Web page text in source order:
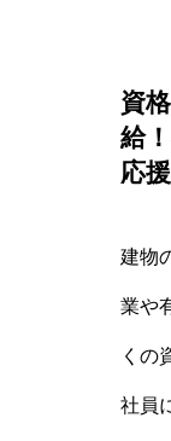
資
給
応
建物
業や
くの
社員